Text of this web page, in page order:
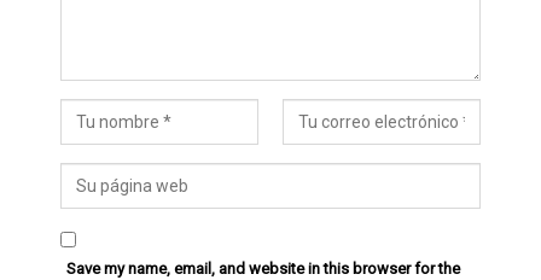
Save my name, email, and website in this browser for the